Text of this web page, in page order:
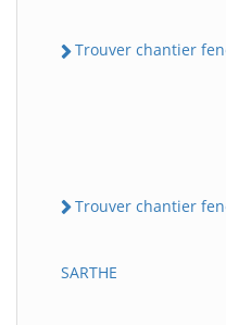
Trouver chantier
Trouver chantier
SARTHE